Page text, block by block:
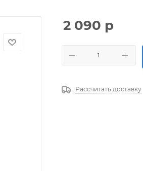
2 090 р
Рассчитать доставку